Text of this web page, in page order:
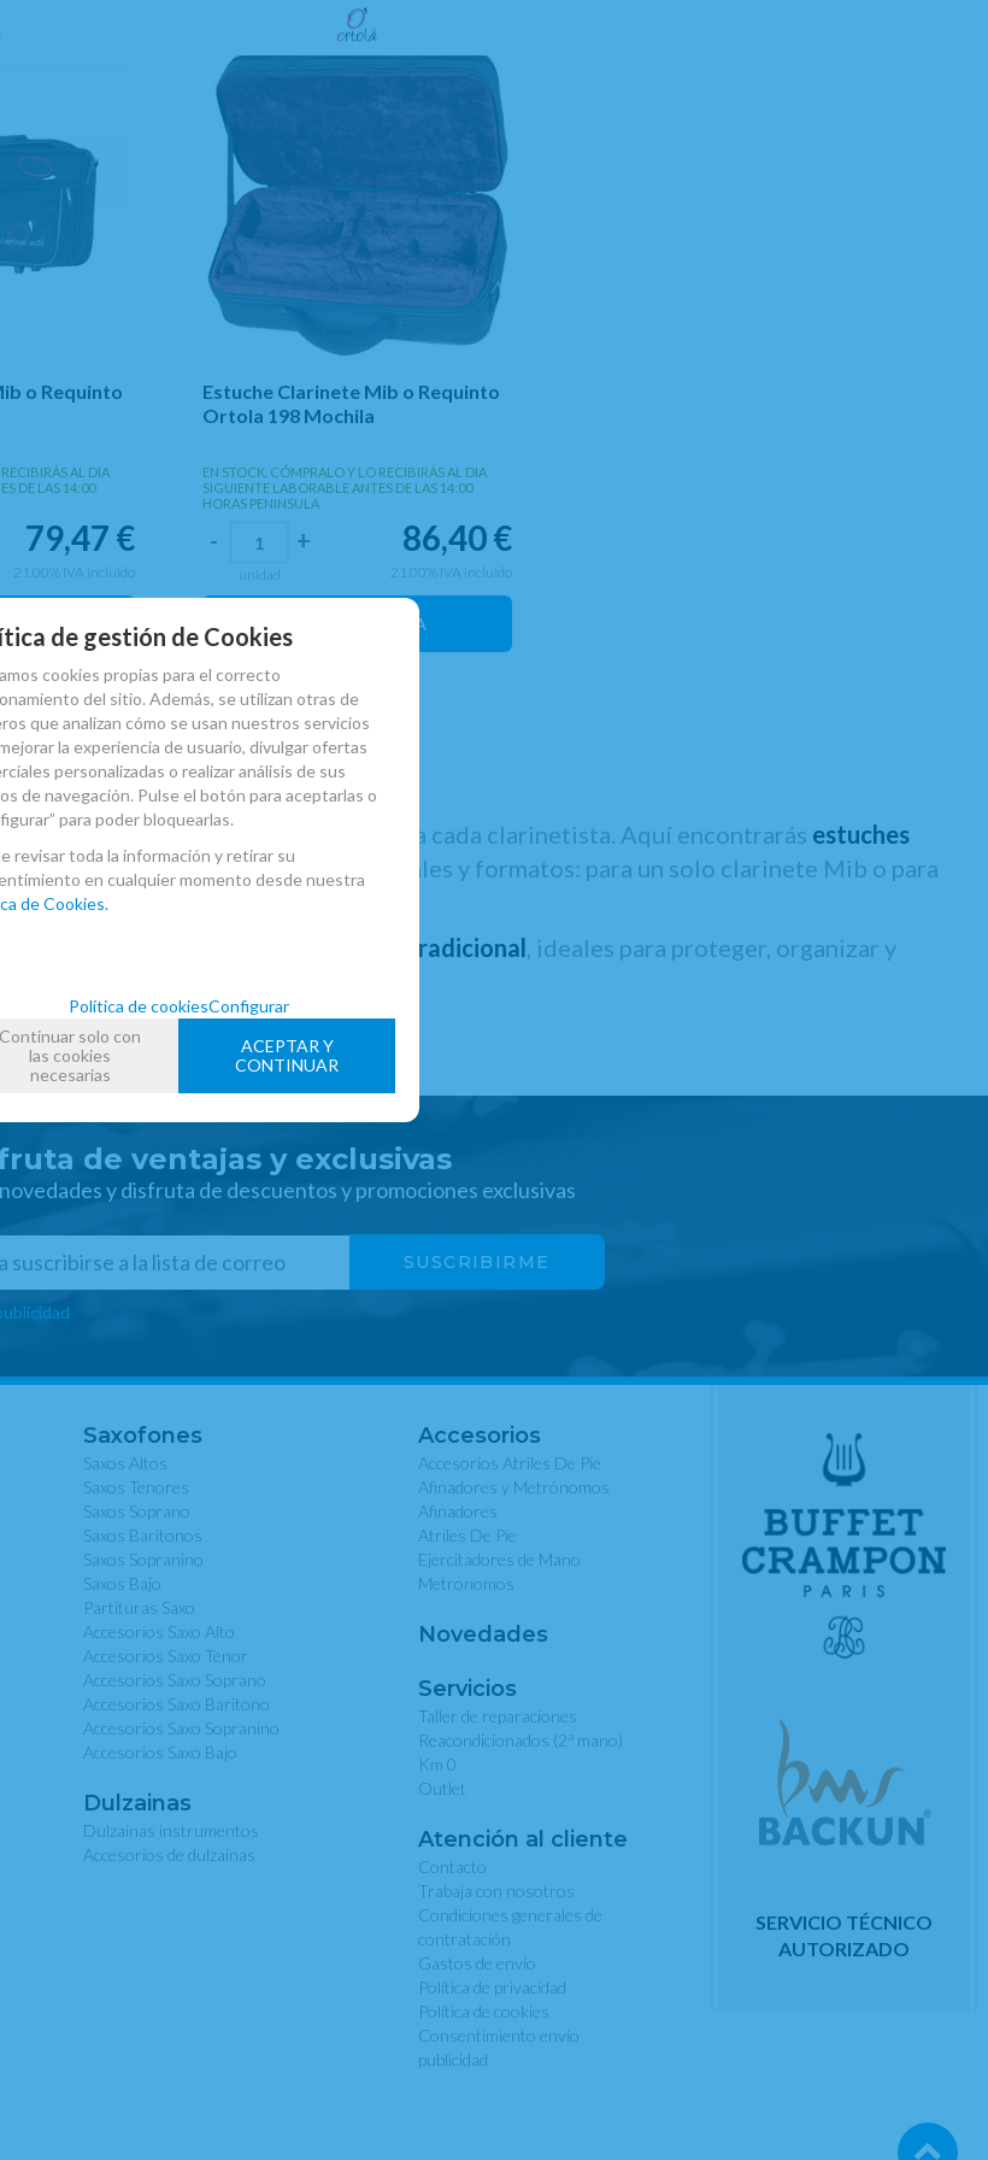
o Requinto
AL DIA
DE LAS 14:00
79,47 €
21.00% IVA incluido
Estuche Clarinete Mib o Requinto
Ortola 198 Mochila
EN STOCK. CÓMPRALO Y LO RECIBIRÁS AL DIA
SIGUIENTE LABORABLE ANTES DE LAS 14:00
HORAS PENINSULA
86,40€
21.00% IVA incluido
- +
unidad
AÑADIR A CESTA
con accesorios pensados para cada clarinetista. Aquí encontrarás estuches
, disponibles en diferentes materiales y formatos: para un solo clarinete Mib o para
como
mochila, bandolera y estuche tradicional, ideales para proteger, organizar y
y segura.
de ventajas y exclusivas
y disfruta de descuentos y promociones exclusivas
Saxofones
Saxos Altos
Saxos Tenores
Saxos Soprano
Saxos Baritonos
Saxos Sopranino
Saxos Bajo
Partituras Saxo
Accesorios Saxo Alto
Accesorios Saxo Tenor
Accesorios Saxo Soprano
Accesorios Saxo Baritono
Accesorios Saxo Sopranino
Accesorios Saxo Bajo
Dulzainas
Dulzainas instrumentos
Accesorios de dulzainas
Accesorios
Accesorios Atriles De Pie
Afinadores y Metrónomos
Afinadores
Atriles De Pie
Ejercitadores de Mano
Metronomos
Novedades
Servicios
Taller de reparaciones
Reacondicionados (2a mano)
Km 0
Outlet
Atención al cliente
Contacto
Trabaja con nosotros
Condiciones generales de
contratación
Gastos de envío
Política de privacidad
Política de cookies
Consentimiento envío
publicidad
SERVICIO TÉCNICO
AUTORIZADO
de gestión de Cookies
cookies propias para el correcto
del sitio. Además, se utilizan otras de
que analizan cómo se usan nuestros servicios
la experiencia de usuario, divulgar ofertas
personalizadas o realizar análisis de sus
de navegación. Pulse el botón para aceptarlas o
para poder bloquearlas.
revisar toda la información y retirar su
en cualquier momento desde nuestra
de Cookies.
Política de cookiesConfigurar
Continuar solo con
las cookies
necesarias
ACEPTAR Y
CONTINUAR